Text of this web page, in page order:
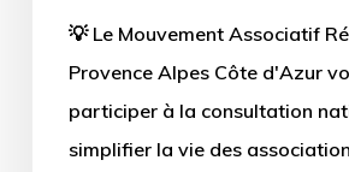
💡 Le Mouvement Associatif
Provence Alpes Côte d'Azur
participer à la consultation
simplifier la vie des